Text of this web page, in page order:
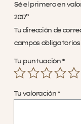
Sé el primero en
2017”
Tu dirección de
campos
Tu puntuación *
Tu valoración *